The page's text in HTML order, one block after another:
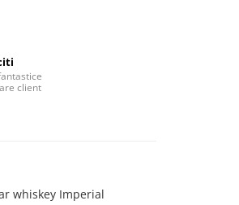
client
whiskey Imperial